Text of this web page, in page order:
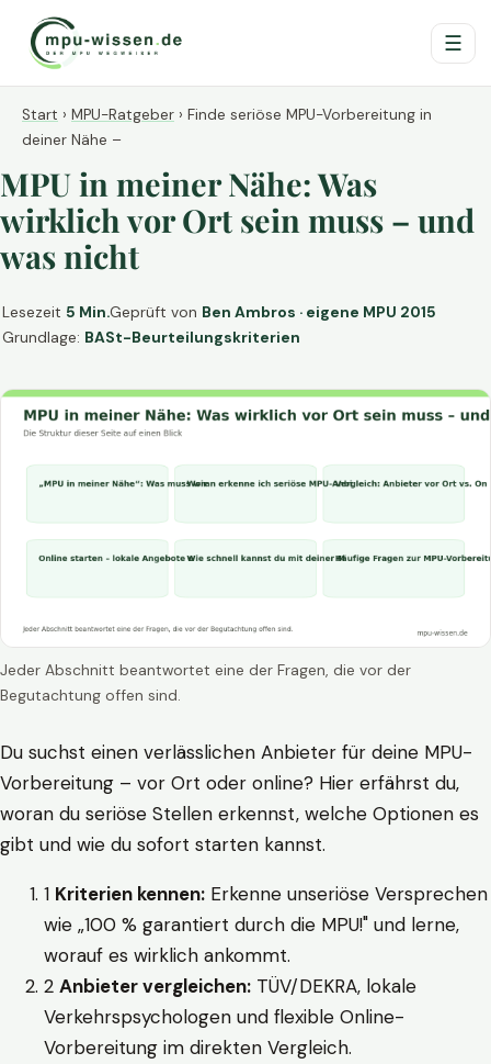
☰
Start › MPU-Ratgeber › Finde seriöse MPU-Vorbereitung in
deiner Nähe –
MPU in meiner Nähe: Was
wirklich vor Ort sein muss – und
was nicht
Lesezeit 5 Min.Geprüft von Ben Ambros · eigene MPU 2015
Grundlage: BASt-Beurteilungskriterien
Jeder Abschnitt beantwortet eine der Fragen, die vor der
Begutachtung offen sind.
Du suchst einen verlässlichen Anbieter für deine MPU-
Vorbereitung – vor Ort oder online? Hier erfährst du,
woran du seriöse Stellen erkennst, welche Optionen es
gibt und wie du sofort starten kannst.
1 Kriterien kennen: Erkenne unseriöse Versprechen
wie „100 % garantiert durch die MPU!" und lerne,
worauf es wirklich ankommt.
2 Anbieter vergleichen: TÜV/DEKRA, lokale
Verkehrspsychologen und flexible Online-
Vorbereitung im direkten Vergleich.